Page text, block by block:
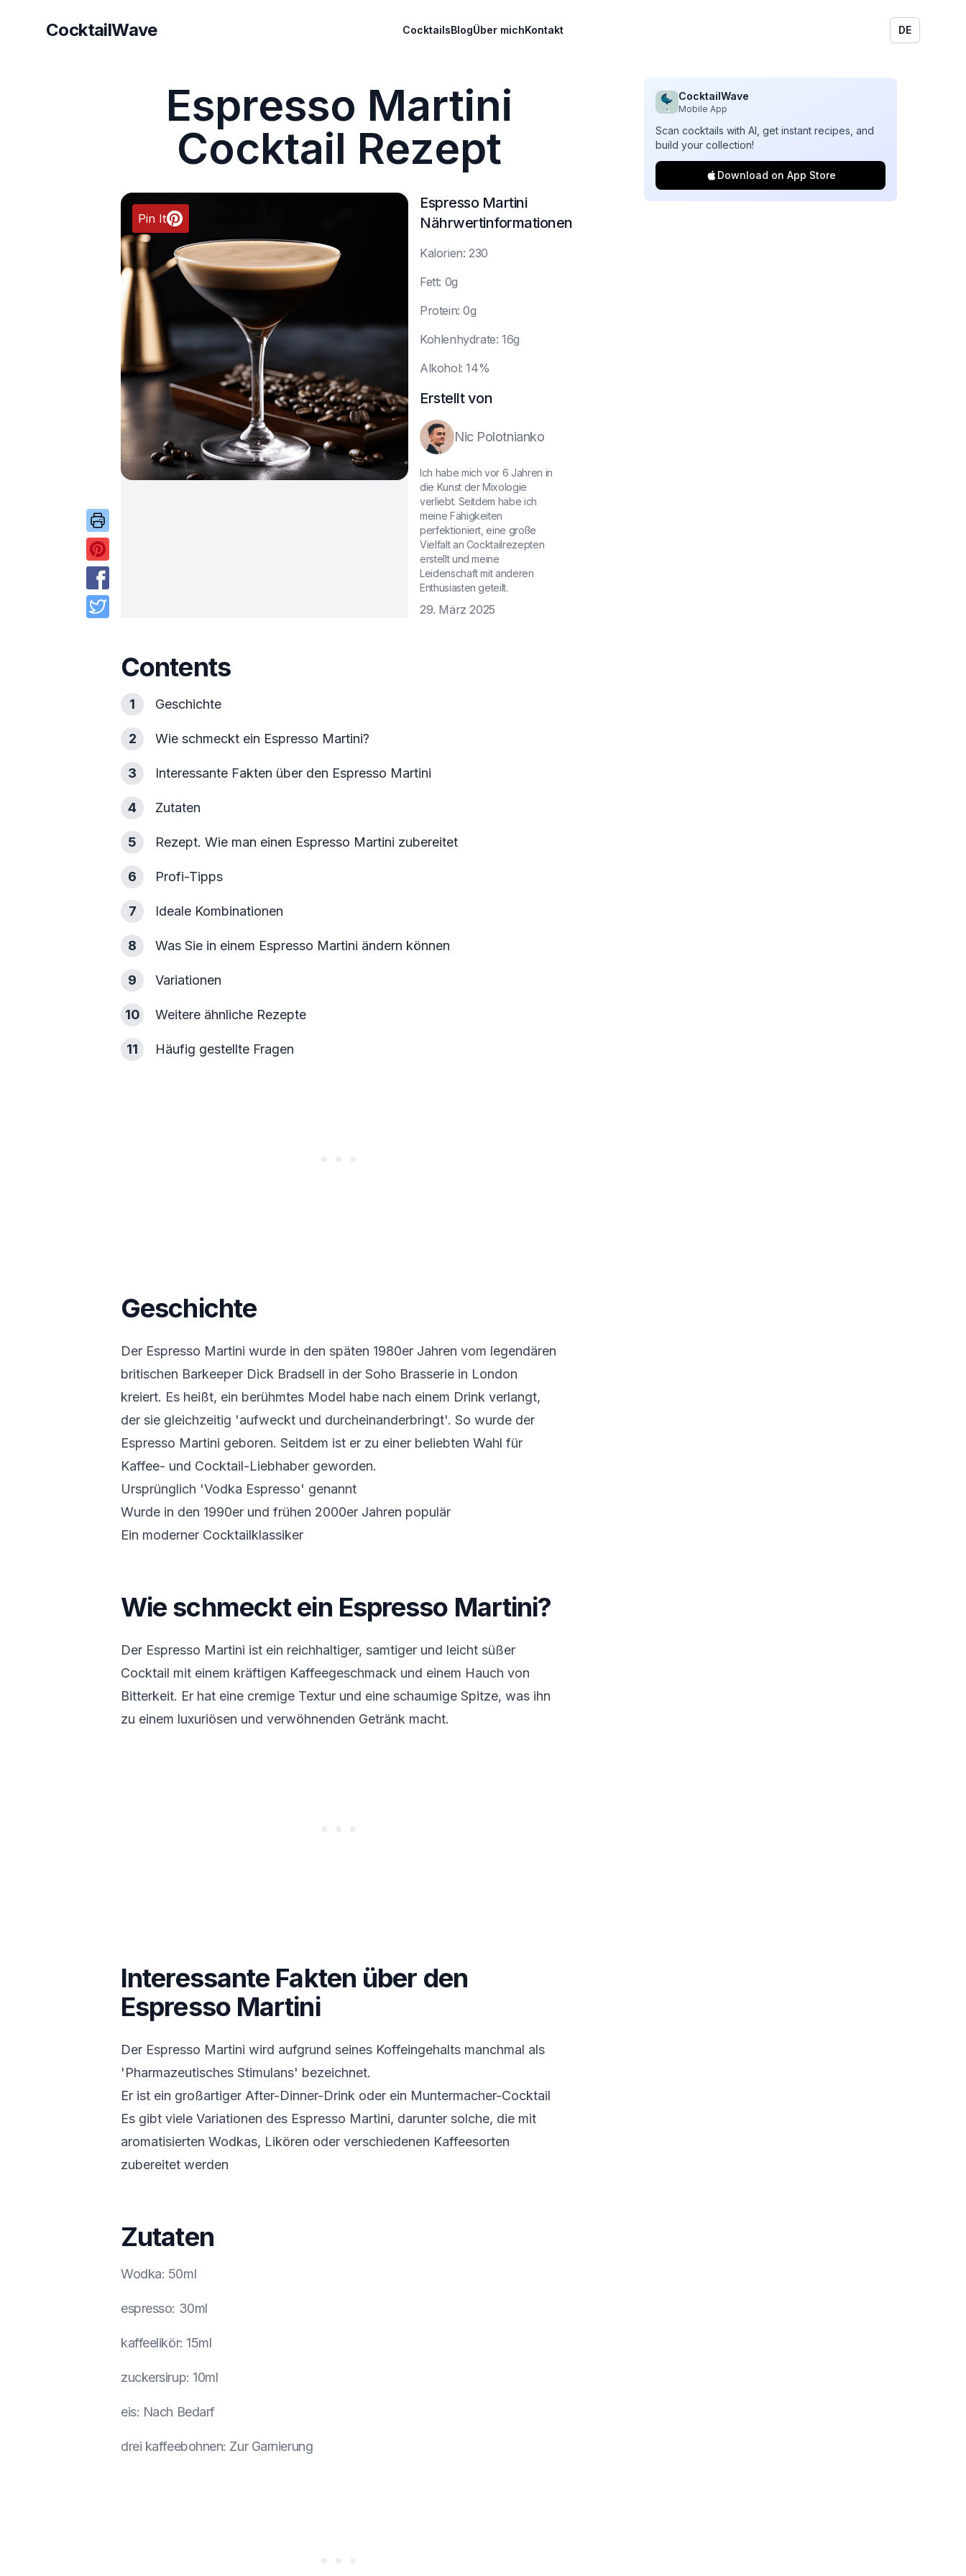
CocktailWave
CocktailWave CocktailsBlogÜber michKontakt DE
Espresso Martini
Cocktail Rezept
Pin It
Espresso Martini
Nährwertinformationen
Kalorien: 230
Fett: 0g
Protein: 0g
Kohlenhydrate: 16g
Alkohol: 14%
Erstellt von
Nic Polotnianko
Ich habe mich vor 6 Jahren in
die Kunst der Mixologie
verliebt. Seitdem habe ich
meine Fähigkeiten
perfektioniert, eine große
Vielfalt an Cocktailrezepten
erstellt und meine
Leidenschaft mit anderen
Enthusiasten geteilt.
29. März 2025
Contents
1 Geschichte
2 Wie schmeckt ein Espresso Martini?
3 Interessante Fakten über den Espresso Martini
4 Zutaten
5 Rezept. Wie man einen Espresso Martini zubereitet
6 Profi-Tipps
7 Ideale Kombinationen
8 Was Sie in einem Espresso Martini ändern können
9 Variationen
10 Weitere ähnliche Rezepte
11 Häufig gestellte Fragen
Geschichte
Der Espresso Martini wurde in den späten 1980er Jahren vom legendären
britischen Barkeeper Dick Bradsell in der Soho Brasserie in London
kreiert. Es heißt, ein berühmtes Model habe nach einem Drink verlangt,
der sie gleichzeitig 'aufweckt und durcheinanderbringt'. So wurde der
Espresso Martini geboren. Seitdem ist er zu einer beliebten Wahl für
Kaffee- und Cocktail-Liebhaber geworden.
Ursprünglich 'Vodka Espresso' genannt
Wurde in den 1990er und frühen 2000er Jahren populär
Ein moderner Cocktailklassiker
Wie schmeckt ein Espresso Martini?
Der Espresso Martini ist ein reichhaltiger, samtiger und leicht süßer
Cocktail mit einem kräftigen Kaffeegeschmack und einem Hauch von
Bitterkeit. Er hat eine cremige Textur und eine schaumige Spitze, was ihn
zu einem luxuriösen und verwöhnenden Getränk macht.
Interessante Fakten über den
Espresso Martini
Der Espresso Martini wird aufgrund seines Koffeingehalts manchmal als
'Pharmazeutisches Stimulans' bezeichnet.
Er ist ein großartiger After-Dinner-Drink oder ein Muntermacher-Cocktail
Es gibt viele Variationen des Espresso Martini, darunter solche, die mit
aromatisierten Wodkas, Likören oder verschiedenen Kaffeesorten
zubereitet werden
Zutaten
Wodka: 50ml
espresso: 30ml
kaffeelikör: 15ml
zuckersirup: 10ml
eis: Nach Bedarf
drei kaffeebohnen: Zur Garnierung
CocktailWave
Mobile App
Scan cocktails with AI, get instant recipes, and
build your collection!
Download on App Store